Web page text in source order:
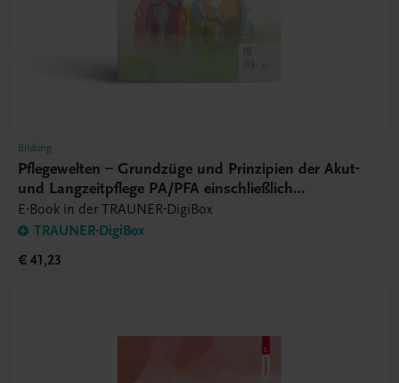
Bildung
Pflegewelten – Grundzüge und Prinzipien der Akut-
und Langzeitpflege PA/PFA einschließlich
Pflegetechnik – E-Book
E-Book in der TRAUNER-DigiBox
TRAUNER-DigiBox
€ 41,23